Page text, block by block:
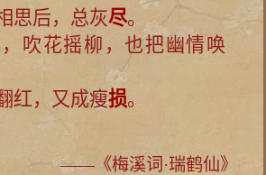
思后，总灰尽。
吹花摇柳，也把幽情唤
红，又成瘦损。
——《梅溪词·瑞鹤仙》